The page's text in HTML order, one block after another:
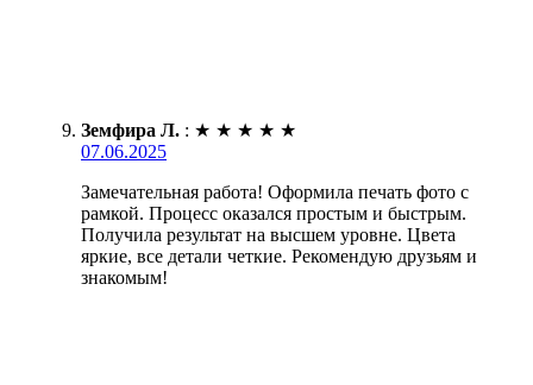
Земфира Л. : ★ ★ ★ ★ ★
07.06.2025
Замечательная работа! Оформила печать фото с
рамкой. Процесс оказался простым и быстрым.
Получила результат на высшем уровне. Цвета
яркие, все детали четкие. Рекомендую друзьям и
знакомым!